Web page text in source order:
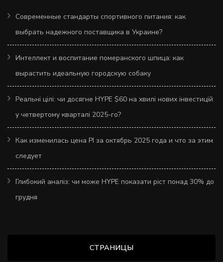
Современные стандарты спортивного питания: как
выбрать надежного поставщика в Украине?
Интеллект и воспитание померанского шпица: как
вырастить идеальную городскую собаку
Реальні цілі: чи досягне HYPE $60 на хвилі нових інвестицій
у четвертому кварталі 2025-го?
Как изменилась цена PI за октябрь 2025 года и что за этим
следует
Глибокий аналіз: чи може HYPE показати ріст понад 30% до
грудня
СТРАНИЦЫ